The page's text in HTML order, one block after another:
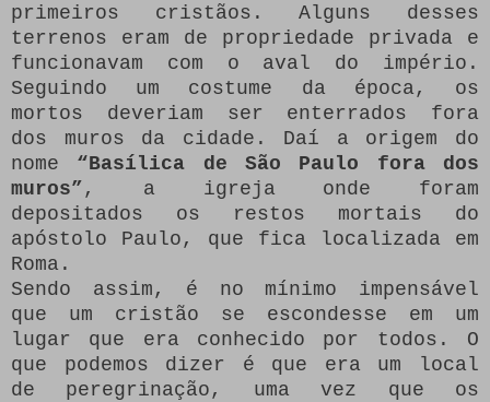
primeiros cristãos. Alguns desses
terrenos eram de propriedade privada e
funcionavam com o aval do império.
Seguindo um costume da época, os
mortos deveriam ser enterrados fora
dos muros da cidade. Daí a origem do
nome “Basílica de São Paulo fora dos
muros” , a igreja onde foram
depositados os restos mortais do
apóstolo Paulo, que fica localizada em
Roma.
Sendo assim, é no mínimo impensável
que um cristão se escondesse em um
lugar que era conhecido por todos. O
que podemos dizer é que era um local
de peregrinação, uma vez que os